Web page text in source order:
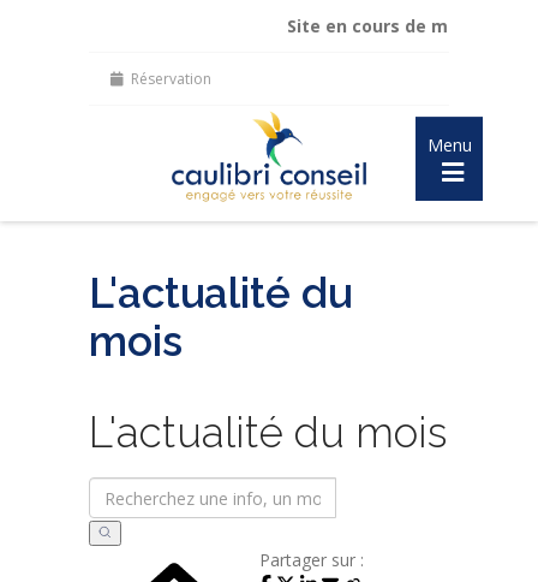
Site en cours de mise à jour :
Réservation
Menu
L'actualité du
mois
L'actualité du mois
Partager sur :